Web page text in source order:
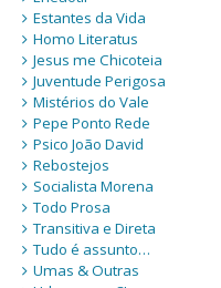
Estantes da Vida
Homo Literatus
Jesus me Chicoteia
Juventude Perigosa
Mistérios do Vale
Pepe Ponto Rede
Psico João David
Rebostejos
Socialista Morena
Todo Prosa
Transitiva e Direta
Tudo é assunto…
Umas & Outras